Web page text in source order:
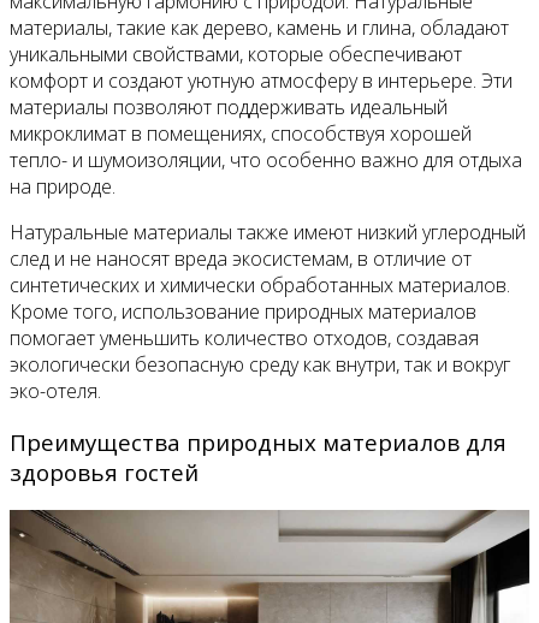
материалы, такие как дерево, камень и глина, обладают
уникальными свойствами, которые обеспечивают
комфорт и создают уютную атмосферу в интерьере. Эти
материалы позволяют поддерживать идеальный
микроклимат в помещениях, способствуя хорошей
тепло- и шумоизоляции, что особенно важно для отдыха
на природе.
Натуральные материалы также имеют низкий углеродный
след и не наносят вреда экосистемам, в отличие от
синтетических и химически обработанных материалов.
Кроме того, использование природных материалов
помогает уменьшить количество отходов, создавая
экологически безопасную среду как внутри, так и вокруг
эко-отеля.
Преимущества природных материалов для
здоровья гостей